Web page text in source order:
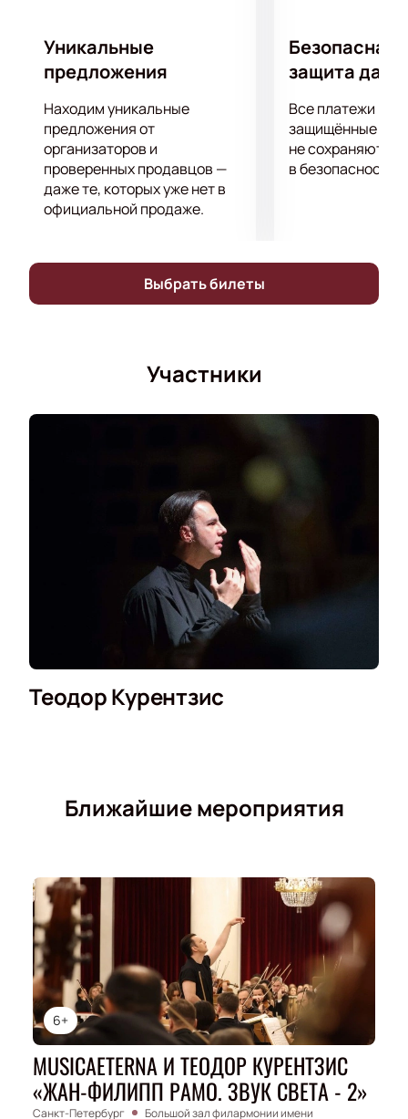
Уникальные
предложения
Находим уникальные
предложения от
организаторов и
проверенных продавцов —
даже те, которых уже нет в
официальной продаже.
Безопасная
защита
Все платежи
защищённые
не сохраняются
в безопасности.
Выбрать билеты
Участники
Теодор Курентзис
Ближайшие мероприятия
6+
MUSICAETERNA И ТЕОДОР КУРЕНТЗИС
«ЖАН-ФИЛИПП РАМО. ЗВУК СВЕТА - 2»
Санкт-Петербург
Большой зал филармонии имени